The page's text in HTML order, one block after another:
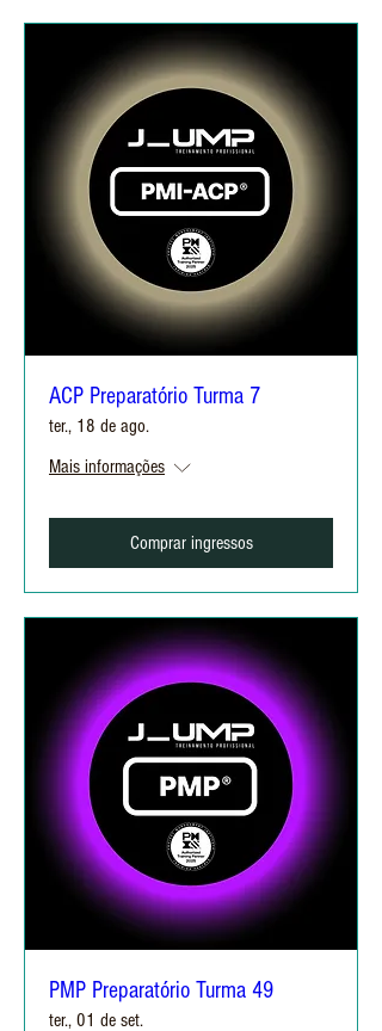
ACP Preparatório Turma 7
ter., 18 de ago.
Mais informações
Comprar ingressos
PMP Preparatório Turma 49
ter., 01 de set.